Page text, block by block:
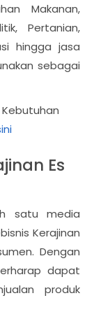
Makanan,
Pertanian,
hingga jasa
sebagai
Es
satu media
Kerajinan
Dengan
dapat
produk